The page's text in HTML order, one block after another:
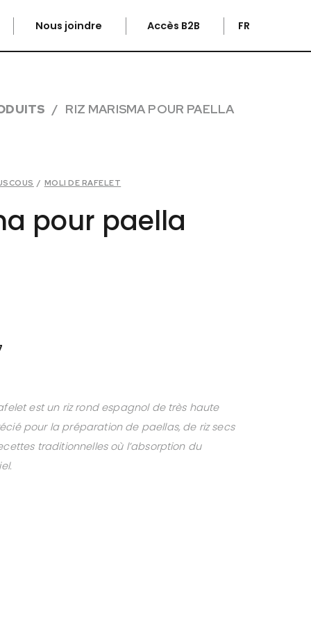
Nous joindre Accès B2B FR
RIZ MARISMA POUR PAELLA
/ MOLI DE RAFELET
pour paella
est un riz rond espagnol de très haute
pour la préparation de paellas, de riz secs
traditionnelles où l’absorption du